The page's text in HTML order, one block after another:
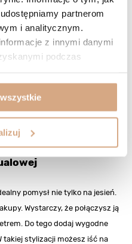
partnerom
i analitycznym.
z innymi danymi
podczas
— torebka skórzana
pomysł nie tylko na jesień.
Wystarczy, że połączysz ją
Do tego dodaj wygodne
takiej stylizacji możesz iść na